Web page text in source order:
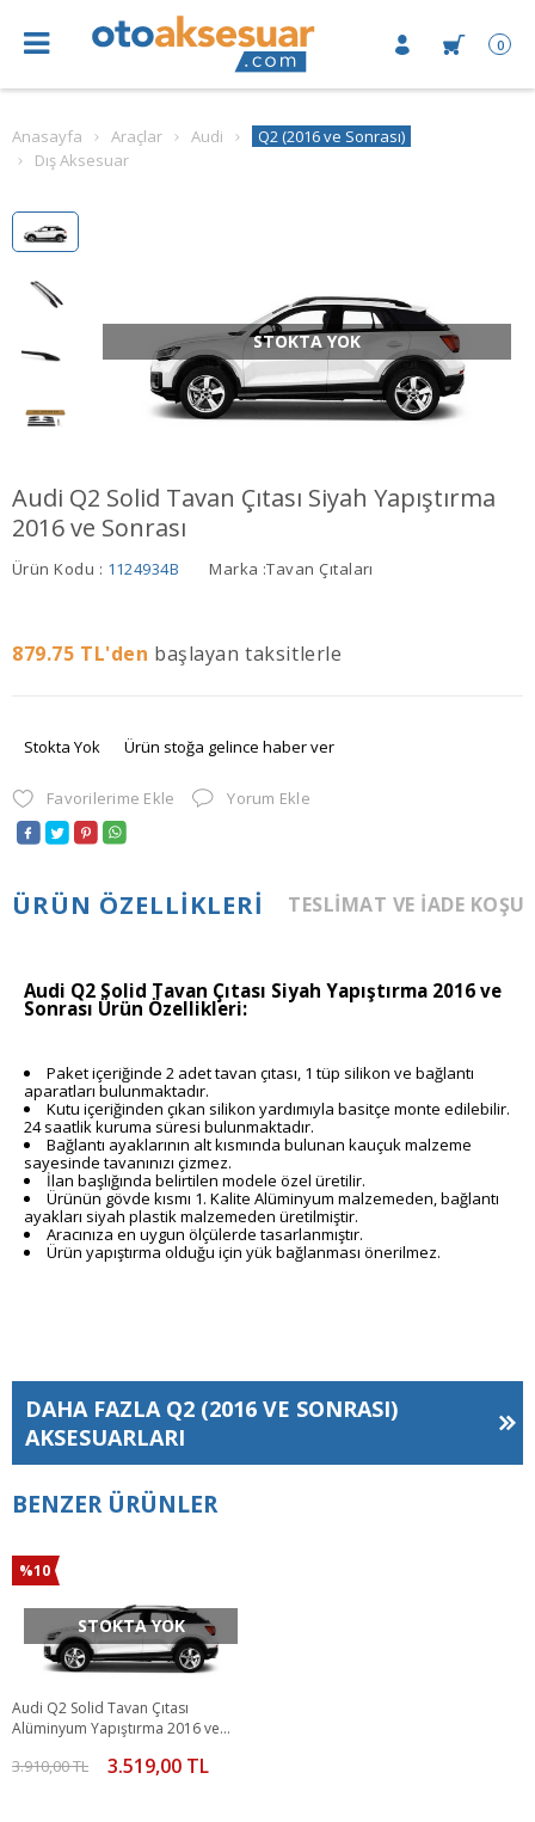
0
Anasayfa Araçlar Audi
Q2 (2016 ve Sonrası)
Dış Aksesuar
STOKTA YOK
Audi Q2 Solid Tavan Çıtası Siyah Yapıştırma
2016 ve Sonrası
Ürün Kodu : 1124934B Marka :Tavan Çıtaları
879.75 TL'den başlayan taksitlerle
Stokta Yok Ürün stoğa gelince haber ver
Favorilerime Ekle Yorum Ekle
ÜRÜN ÖZELLIKLERI TESLIMAT VE İADE
Audi Q2 Solid Tavan Çıtası Siyah Yapıştırma 2016 ve
Sonrası Ürün Özellikleri:
Paket içeriğinde 2 adet tavan çıtası, 1 tüp silikon ve bağlantı
aparatları bulunmaktadır.
Kutu içeriğinden çıkan silikon yardımıyla basitçe monte edilebilir.
24 saatlik kuruma süresi bulunmaktadır.
Bağlantı ayaklarının alt kısmında bulunan kauçuk malzeme
sayesinde tavanınızı çizmez.
İlan başlığında belirtilen modele özel üretilir.
Ürünün gövde kısmı 1. Kalite Alüminyum malzemeden, bağlantı
ayakları siyah plastik malzemeden üretilmiştir.
Aracınıza en uygun ölçülerde tasarlanmıştır.
Ürün yapıştırma olduğu için yük bağlanması önerilmez.
DAHA FAZLA Q2 (2016 VE SONRASI)
AKSESUARLARI
BENZER ÜRÜNLER
%10
STOKTA YOK
Audi Q2 Solid Tavan Çıtası
Alüminyum Yapıştırma 2016 ve
3.910,00 TL 3.519,00 TL